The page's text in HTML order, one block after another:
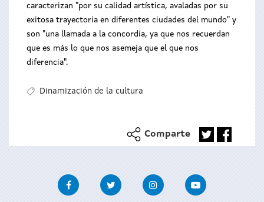
caracterizan "por su calidad artística, avaladas por su
exitosa trayectoria en diferentes ciudades del mundo" y
son "una llamada a la concordia, ya que nos recuerdan
que es más lo que nos asemeja que el que nos
diferencia".
Dinamización de la cultura
Comparte
FacebookTwitter InstagramYoutube